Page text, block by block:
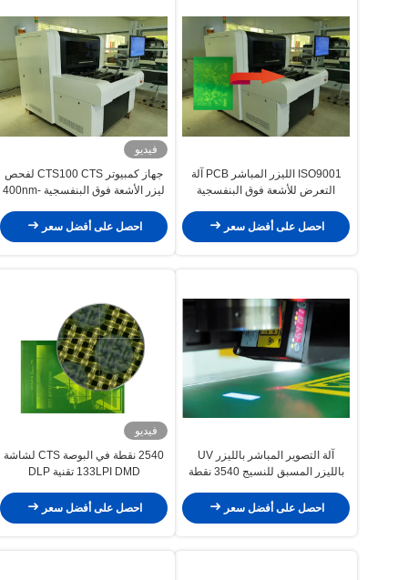
ISO9001 الليزر المباشر PCB آلة
التعرض للأشعة فوق البنفسجية
احصل على أفضل سعر
فيديو
جهاز كمبيوتر CTS100 CTS لفحص
ليزر الأشعة فوق البنفسجية 400nm-
احصل على أفضل سعر
آلة التصوير المباشر بالليزر UV
بالليزر المسبق للنسيج 3540 نقطة
احصل على أفضل سعر
فيديو
2540 نقطة في البوصة CTS لشاشة
133LPI DMD تقنية DLP
احصل على أفضل سعر